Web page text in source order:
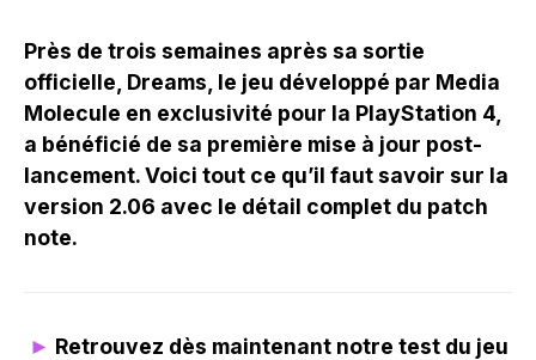
Près de trois semaines après sa sortie
officielle, Dreams, le jeu développé par Media
Molecule en exclusivité pour la PlayStation 4,
a bénéficié de sa première mise à jour post-
lancement. Voici tout ce qu’il faut savoir sur la
version 2.06 avec le détail complet du patch
note.
► Retrouvez dès maintenant notre test du jeu